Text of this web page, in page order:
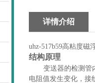
详情介绍
uhz-517b59高粘度磁
结构原理
变送器的检测管
电阻值发生变化，接